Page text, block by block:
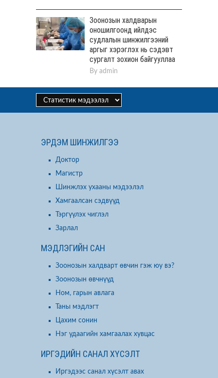
Зоонозын халдварын
оношилгоонд ийлдэс
судлалын шинжилгээний
аргыг хэрэглэх нь сэдэвт
сургалт зохион байгууллаа
By admin
ЭРДЭМ ШИНЖИЛГЭЭ
Доктор
Магистр
Шинжлэх ухааны мэдээлэл
Хамгаалсан сэдвүүд
Тэргүүлэх чиглэл
Зарлал
МЭДЛЭГИЙН САН
Зоонозын халдварт өвчин гэж юу вэ?
Зоонозын өвчнүүд
Ном, гарын авлага
Таны мэдлэгт
Цахим сонин
Нэг удаагийн хамгаалах хувцас
ИРГЭДИЙН САНАЛ ХҮСЭЛТ
Иргэдээс санал хүсэлт авах